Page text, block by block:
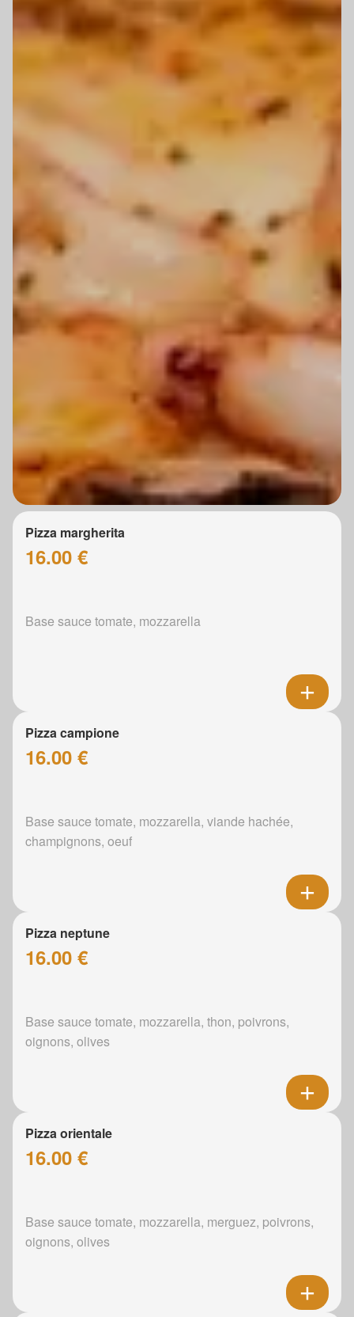
Pizza margherita
16.00 €
Base sauce tomate, mozzarella
Pizza campione
16.00 €
Base sauce tomate, mozzarella, viande hachée,
champignons, oeuf
Pizza neptune
16.00 €
Base sauce tomate, mozzarella, thon, poivrons,
oignons, olives
Pizza orientale
16.00 €
Base sauce tomate, mozzarella, merguez, poivrons,
oignons, olives